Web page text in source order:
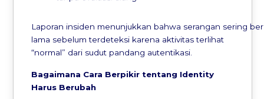
Laporan insiden menunjukkan bahwa serangan sering
lama sebelum terdeteksi karena aktivitas terlihat
“normal” dari sudut pandang autentikasi.
Bagaimana Cara Berpikir tentang Identity
Harus Berubah